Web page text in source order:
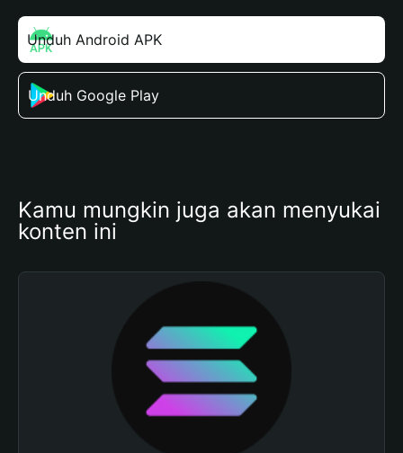
Unduh Android APK
Unduh Google Play
Kamu mungkin juga akan menyukai
konten ini